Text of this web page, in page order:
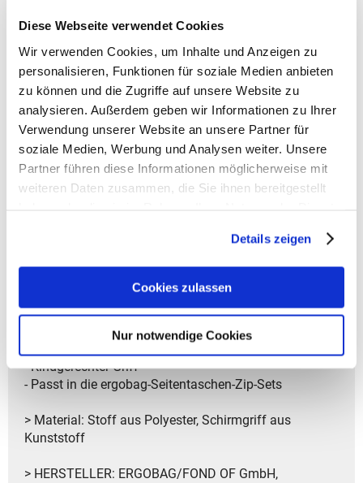
Diese Webseite verwendet Cookies
Wir verwenden Cookies, um Inhalte und Anzeigen zu
personalisieren, Funktionen für soziale Medien anbieten
zu können und die Zugriffe auf unsere Website zu
analysieren. Außerdem geben wir Informationen zu Ihrer
Verwendung unserer Website an unsere Partner für
soziale Medien, Werbung und Analysen weiter. Unsere
Partner führen diese Informationen möglicherweise mit
weiteren Daten zusammen, die Sie ihnen bereitgestellt
Details zeigen
Cookies zulassen
Nur notwendige Cookies
Aus 0,8 recycelten PET-Flaschen (0,5 l)
- Größe: 21x21x4 cm (B/H/T)
- Kindgerechter Griff
- Passt in die ergobag-Seitentaschen-Zip-Sets
> Material: Stoff aus Polyester, Schirmgriff aus
Kunststoff
> HERSTELLER: ERGOBAG/FOND OF GmbH,